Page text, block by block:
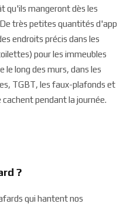
qu'ils mangeront dès les
très petites quantités d'app
endroits précis dans les
pour les immeubles
le long des murs, dans les
TGBT, les faux-plafonds et
pendant la journée.
?
qui hantent nos